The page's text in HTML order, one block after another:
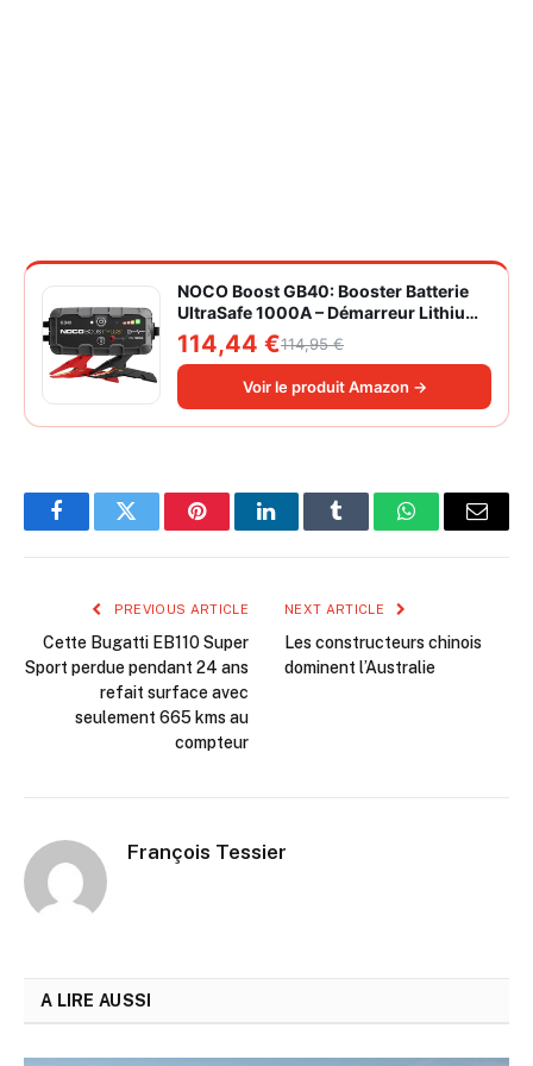
NOCO Boost GB40: Booster Batterie
UltraSafe 1000A – Démarreur Lithium
12V Portable avec Powerbank et
Chargeur USB – pour Moteurs
Essence 6,0L et Diesel 3,0L
114,44 €114,95 €
Voir le produit Amazon →
FacebookTwitter PinterestLinkedInTumblr WhatsAppEmail
PREVIOUS ARTICLE
Cette Bugatti EB110 Super
Sport perdue pendant 24 ans
refait surface avec
seulement 665 kms au
compteur
NEXT ARTICLE
Les constructeurs chinois
dominent l’Australie
François Tessier
A LIRE AUSSI